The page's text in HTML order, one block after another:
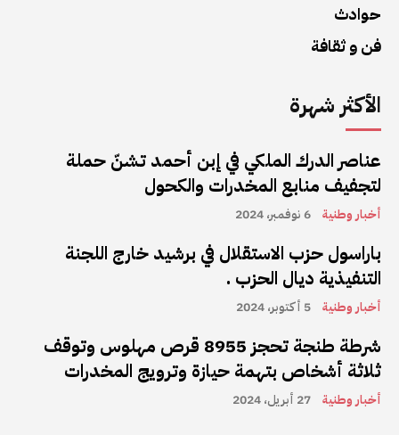
حوادث
فن و ثقافة
الأكثر شهرة
عناصر الدرك الملكي في إبن أحمد تشنّ حملة
لتجفيف منابع المخدرات والكحول
أخبار وطنية 6 نوفمبر، 2024
باراسول حزب الاستقلال في برشيد خارج اللجنة
التنفيذية ديال الحزب .
أخبار وطنية 5 أكتوبر، 2024
شرطة طنجة تحجز 8955 قرص مهلوس وتوقف
ثلاثة أشخاص بتهمة حيازة وترويج المخدرات
أخبار وطنية 27 أبريل، 2024